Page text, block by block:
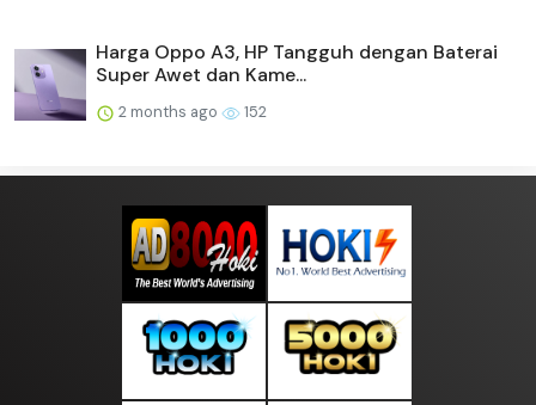
Harga Oppo A3, HP Tangguh dengan Baterai
Super Awet dan Kame...
2 months ago 152